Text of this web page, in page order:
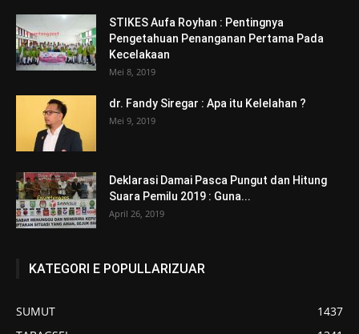
STIKES Aufa Royhan : Pentingnya
Pengetahuan Penanganan Pertama Pada
Kecelakaan
Mei 8, 2019
dr. Fandy Siregar : Apa itu Kelelahan ?
Mei 9, 2019
Deklarasi Damai Pasca Pungut dan Hitung
Suara Pemilu 2019 : Guna...
April 26, 2019
KATEGORI E POPULLARIZUAR
SUMUT
1437